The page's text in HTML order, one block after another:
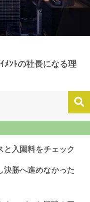
ﾒﾝﾄの社長になる理
と入園料をチェック
決勝へ進めなかった